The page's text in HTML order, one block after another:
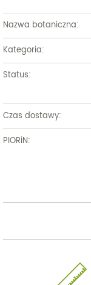
Nazwa botaniczna:
Kategoria:
Status:
Czas dostawy:
PIORiN: